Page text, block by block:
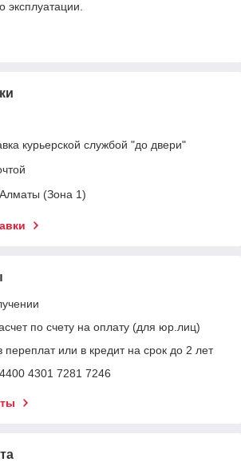
эксплуатации.
курьерской службой "до двери"
(Зона 1)
по счету на оплату (для юр.лиц)
переплат или в кредит на срок до 2 лет
4301 7281 7246